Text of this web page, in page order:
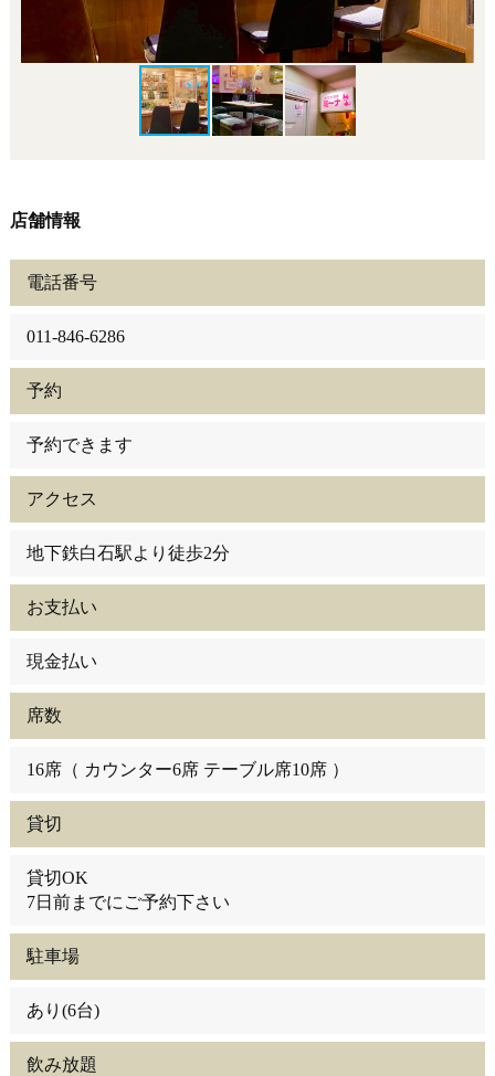
店舗情報
電話番号
011-846-6286
予約
予約できます
アクセス
地下鉄白石駅より徒歩2分
お支払い
現金払い
席数
16席（ カウンター6席 テーブル席10席 ）
貸切
貸切OK
7日前までにご予約下さい
駐車場
あり(6台)
飲み放題